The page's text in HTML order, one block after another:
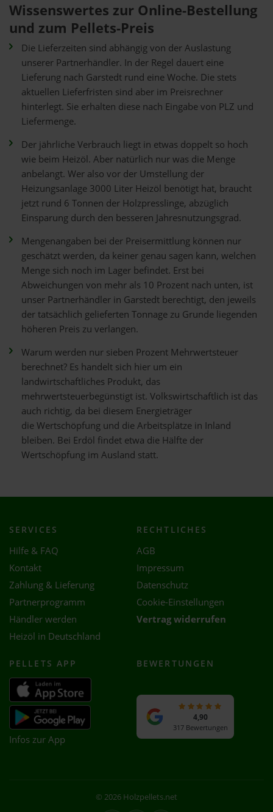
Wissenswertes zur Online-Bestellung
und zum Pellets-Preis
Die Lieferzeiten sind abhängig von der Auslastung
unserer Partnerhändler. In der Regel dauert eine
Lieferung nach Garstedt rund eine Woche. Die stets
aktuellen Lieferfristen sind aber im Preisrechner
hinterlegt. Sie erhalten diese nach Eingabe von PLZ und
Liefermenge.
Der jährliche Verbrauch liegt in etwas doppelt so hoch
wie beim Heizöl. Aber natürlich nur was die Menge
anbelangt. Wer also vor der Umstellung der
Heizungsanlage 3000 Liter Heizöl benötigt hat, braucht
jetzt rund 6 Tonnen der Holzpresslinge, abzüglich
Einsparung durch den besseren Jahresnutzungsgrad.
Mengenangaben bei der Preisermittlung können nur
geschätzt werden, da keiner genau sagen kann, welchen
Menge sich noch im Lager befindet. Erst bei
Abweichungen von mehr als 10 Prozent nach unten, ist
unser Partnerhändler in Garstedt berechtigt, den jeweils
der tatsächlich gelieferten Tonnage zu Grunde liegenden
höheren Preis zu verlangen.
Warum werden nur sieben Prozent Mehrwertsteuer
berechnet? Es handelt sich hier um ein
landwirtschaftliches Produkt, das
mehrwertsteuerbegünstigt ist. Volkswirtschaftlich ist das
auch richtig, da bei diesem Energieträger
die Wertschöpfung und die Arbeitsplätze in Inland
bleiben. Bei Erdöl findet etwa die Hälfte der
Wertschöpfung im Ausland statt.
SERVICES
Hilfe & FAQ
Kontakt
Zahlung & Lieferung
Partnerprogramm
Händler werden
Heizöl in Deutschland
RECHTLICHES
AGB
Impressum
Datenschutz
Cookie-Einstellungen
Vertrag widerrufen
PELLETS APP
Infos zur App
BEWERTUNGEN
4,90
317 Bewertungen
© 2026 Holzpellets.net